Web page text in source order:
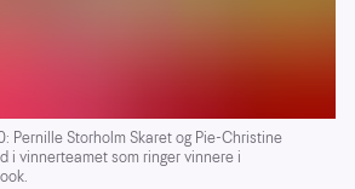
Pernille Storholm Skaret og Pie-Christine
i vinnerteamet som ringer vinnere i